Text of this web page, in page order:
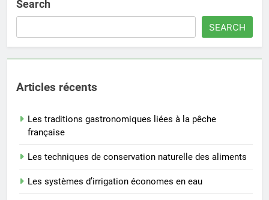
Search
SEARCH
Articles récents
Les traditions gastronomiques liées à la pêche
française
Les techniques de conservation naturelle des aliments
Les systèmes d’irrigation économes en eau